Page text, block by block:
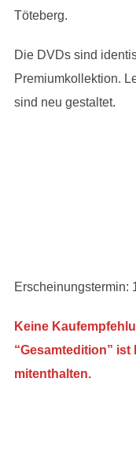
Töteberg.
Die DVDs sind
Premiumkollektion.
sind neu gestaltet.
Erscheinungstermin:
Keine
“Gesamtedition” ist
mitenthalten.